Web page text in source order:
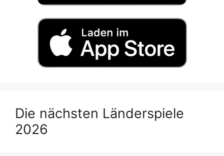
Die nächsten Länderspiele
2026